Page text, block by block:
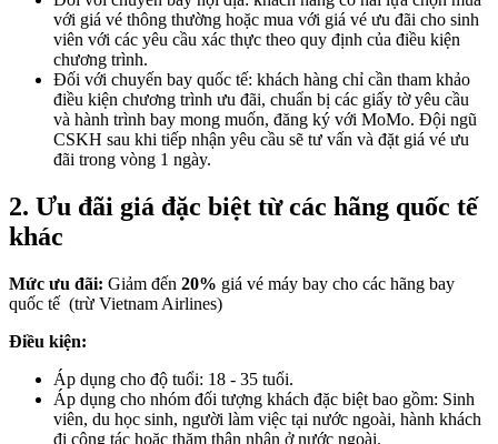
với giá vé thông thường hoặc mua với giá vé ưu đãi cho sinh
viên với các yêu cầu xác thực theo quy định của điều kiện
chương trình.
Đối với chuyến bay quốc tế: khách hàng chỉ cần tham khảo
điều kiện chương trình ưu đãi, chuẩn bị các giấy tờ yêu cầu
và hành trình bay mong muốn, đăng ký với MoMo. Đội ngũ
CSKH sau khi tiếp nhận yêu cầu sẽ tư vấn và đặt giá vé ưu
đãi trong vòng 1 ngày.
2. Ưu đãi giá đặc biệt từ các hãng quốc tế
khác
Mức ưu đãi: Giảm đến 20% giá vé máy bay cho các hãng bay
quốc tế (trừ Vietnam Airlines)
Điều kiện:
Áp dụng cho độ tuổi: 18 - 35 tuổi.
Áp dụng cho nhóm đối tượng khách đặc biệt bao gồm: Sinh
viên, du học sinh, người làm việc tại nước ngoài, hành khách
đi công tác hoặc thăm thân nhân ở nước ngoài.